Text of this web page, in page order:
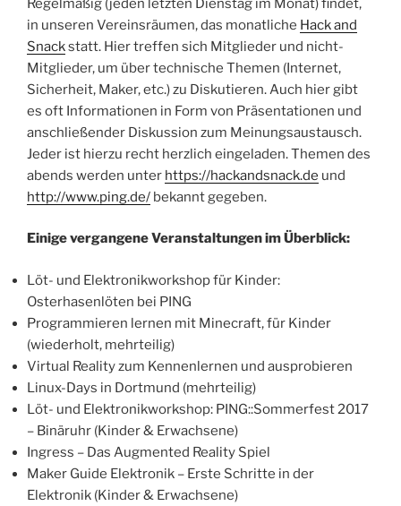
Regelmäßig (jeden letzten Dienstag im Monat) findet,
in unseren Vereinsräumen, das monatliche Hack and
Snackstatt. Hier treffen sich Mitglieder und nicht-
Mitglieder, um über technische Themen (Internet,
Sicherheit, Maker, etc.) zu Diskutieren. Auch hier gibt
es oft Informationen in Form von Präsentationen und
anschließender Diskussion zum Meinungsaustausch.
Jeder ist hierzu recht herzlich eingeladen. Themen des
abends werden unter https://hackandsnack.de und
http://www.ping.de/ bekannt gegeben.
Einige vergangene Veranstaltungen im Überblick:
Löt- und Elektronikworkshop für Kinder:
Osterhasenlöten bei PING
Programmieren lernen mit Minecraft, für Kinder
(wiederholt, mehrteilig)
Virtual Reality zum Kennenlernen und ausprobieren
Linux-Days in Dortmund (mehrteilig)
Löt- und Elektronikworkshop: PING::Sommerfest 2017
– Binäruhr (Kinder & Erwachsene)
Ingress – Das Augmented Reality Spiel
Maker Guide Elektronik – Erste Schritte in der
Elektronik (Kinder & Erwachsene)